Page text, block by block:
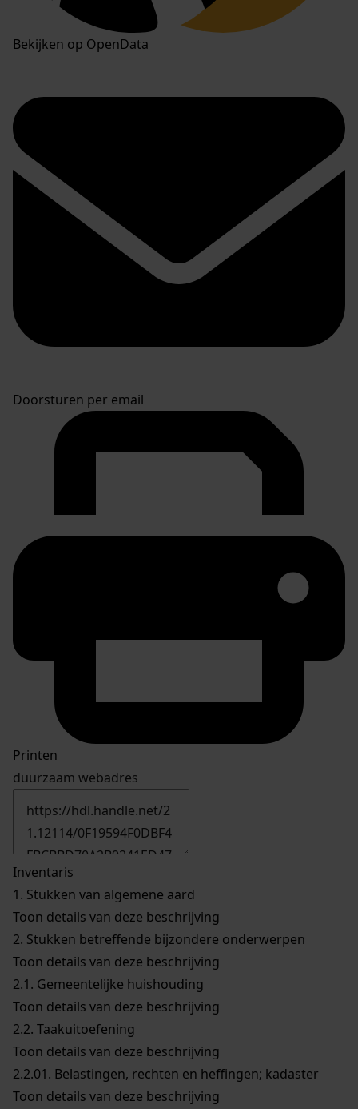
Bekijken op OpenData
Doorsturen per email
Printen
duurzaam webadres
Inventaris
1. Stukken van algemene aard
Toon details van deze beschrijving
2. Stukken betreffende bijzondere onderwerpen
Toon details van deze beschrijving
2.1. Gemeentelijke huishouding
Toon details van deze beschrijving
2.2. Taakuitoefening
Toon details van deze beschrijving
2.2.01. Belastingen, rechten en heffingen; kadaster
Toon details van deze beschrijving